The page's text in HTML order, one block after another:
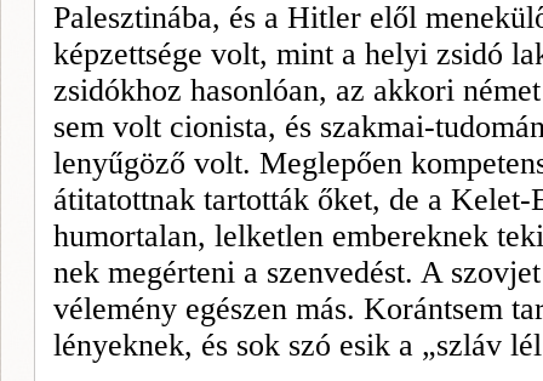
Palesztinába, és a Hitler elől
képzettsége volt, mint a helyi zsidó
zsidókhoz hasonlóan, az akkori
sem volt cionista, és szakmai-
lenyűgöző volt. Meglepően
átitatottnak tartották őket, de a Kelet-
humortalan, lelketlen embereknek
nek megérteni a szenvedést. A
vélemény egészen más. Korántsem
lényeknek, és sok szó esik a „szláv